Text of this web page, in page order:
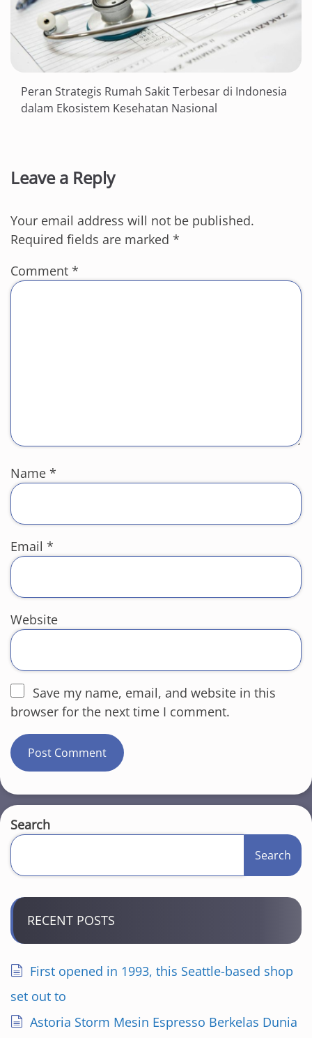
Peran Strategis Rumah Sakit Terbesar di Indonesia
dalam Ekosistem Kesehatan Nasional
Leave a Reply
Your email address will not be published.
Required fields are marked *
Comment *
Name *
Email *
Website
Save my name, email, and website in this
browser for the next time I comment.
Search
Search
RECENT POSTS
First opened in 1993, this Seattle-based shop
set out to
Astoria Storm Mesin Espresso Berkelas Dunia